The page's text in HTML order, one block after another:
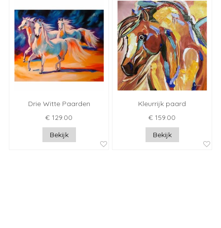
Drie Witte Paarden
€ 129.00
Bekijk
Kleurrijk paard
€ 159.00
Bekijk